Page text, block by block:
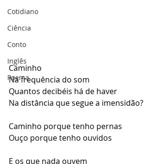
Cotidiano
Ciência
Conto
Inglês
Poema
Caminho
Na frequência do som
Quantos decibéis há de haver
Na distância que segue a imensidão?
Caminho porque tenho pernas
Ouço porque tenho ouvidos
E os que nada ouvem